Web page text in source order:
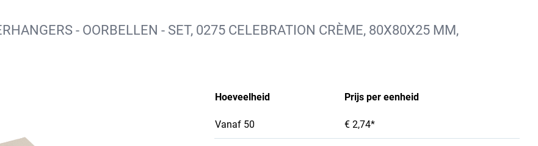
- OORBELLEN - SET, 0275 CELEBRATION CRÈME, 80X80X25 MM,
Hoeveelheid Prijs per eenheid
Vanaf 50 € 2,74*